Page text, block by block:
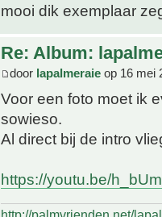
mooi dik exemplaar
Re: Album:
door lapalmeraie op 16 mei
Voor een foto moet ik
sowieso.
Al direct bij de intro
https://youtu.be/